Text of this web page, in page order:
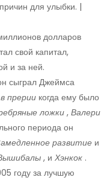
для улыбки. |
долларов
свой капитал,
и за ней.
сыграл Джеймса
прерии когда ему было
ложки, Валери
периода он
развитие и
, и Хэнкок .
году за лучшую